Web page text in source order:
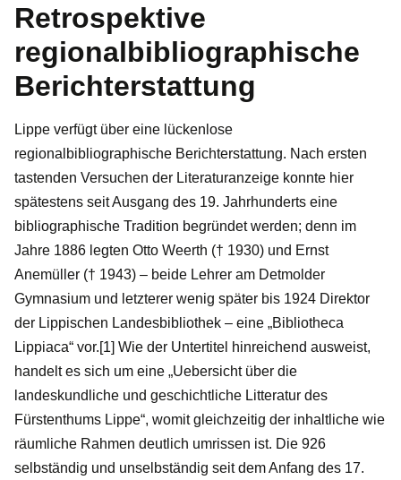
Retrospektive
regionalbibliographische
Berichterstattung
Lippe verfügt über eine lückenlose
regionalbibliographische Berichterstattung. Nach ersten
tastenden Versuchen der Literaturanzeige konnte hier
spätestens seit Ausgang des 19. Jahrhunderts eine
bibliographische Tradition begründet werden; denn im
Jahre 1886 legten Otto Weerth († 1930) und Ernst
Anemüller († 1943) – beide Lehrer am Detmolder
Gymnasium und letzterer wenig später bis 1924 Direktor
der Lippischen Landesbibliothek – eine „Bibliotheca
Lippiaca“ vor.[1] Wie der Untertitel hinreichend ausweist,
handelt es sich um eine „Uebersicht über die
landeskundliche und geschichtliche Litteratur des
Fürstenthums Lippe“, womit gleichzeitig der inhaltliche wie
räumliche Rahmen deutlich umrissen ist. Die 926
selbständig und unselbständig seit dem Anfang des 17.